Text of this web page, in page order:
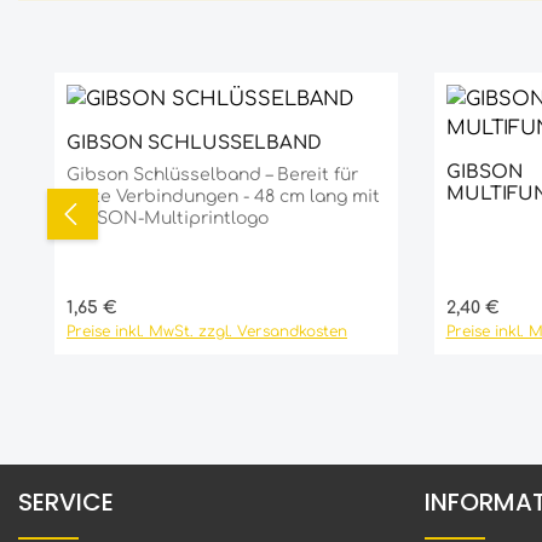
Produktgalerie überspringen
Details
GIBSON SCHLÜSSELBAND
Gibson Schlüsselband – Bereit für
feste Verbindungen - 48 cm lang mit
GIBSON-Multiprintlogo
Regulärer Preis:
1,65 €
Preise inkl. MwSt. zzgl. Versandkosten
GIBSON
Regulärer
2,40 €
Preise inkl.
SERVICE